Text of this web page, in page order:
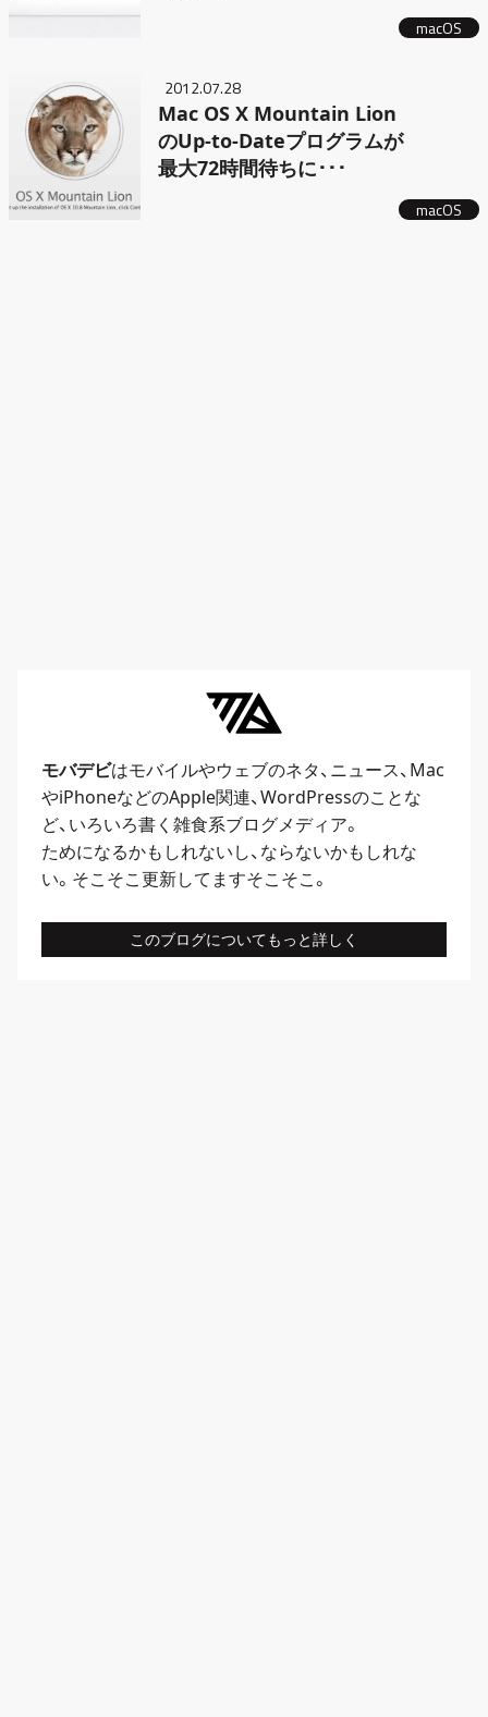
macOS
2012.07.28
Mac OS X Mountain Lion
のUp-to-Dateプログラムが
最大72時間待ちに･･･
macOS
モバデビはモバイルやウェブのネタ、 ニュース、 Mac
やiPhoneなどのApple関連、WordPressのことな
ど、いろいろ書く雑食系ブログメディア。
ためになるかもしれないし、ならないかもしれな
い。そこそこ更新してますそこそこ。
このブログについてもっと詳しく